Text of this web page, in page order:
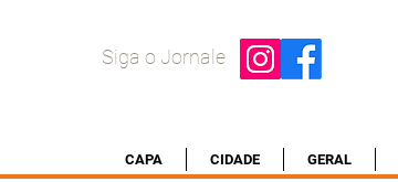
Siga o Jornale
CAPA CIDADE GERAL